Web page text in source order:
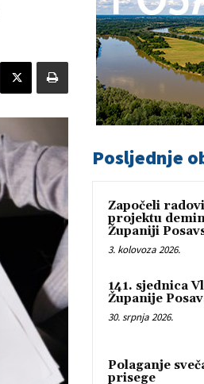
Posljednje
Započeli
projektu
Županiji
3. kolovoza 2026.
141. sjednica
Županije
30. srpnja 2026.
Polaganje
prisege